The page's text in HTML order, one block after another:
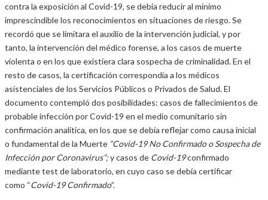
contra la exposición al Covid-19, se debía reducir al mínimo
imprescindible los reconocimientos en situaciones de riesgo. Se
recordó que se limitara el auxilio de la intervención judicial, y por
tanto, la intervención del médico forense, a los casos de muerte
violenta o en los que existiera clara sospecha de criminalidad. En el
resto de casos, la certificación correspondía a los médicos
asistenciales de los Servicios Públicos o Privados de Salud. El
documento contempló dos posibilidades: casos de fallecimientos de
probable infección por Covid-19 en el medio comunitario sin
confirmación analítica, en los que se debía reflejar como causa inicial
o fundamental de la Muerte “Covid-19 No Confirmado o Sospecha de
Infección por Coronavirus”;ycasos de Covid-19confirmado
mediante test de laboratorio, en cuyo caso se debía certificar
como “Covid-19 Confirmado”.